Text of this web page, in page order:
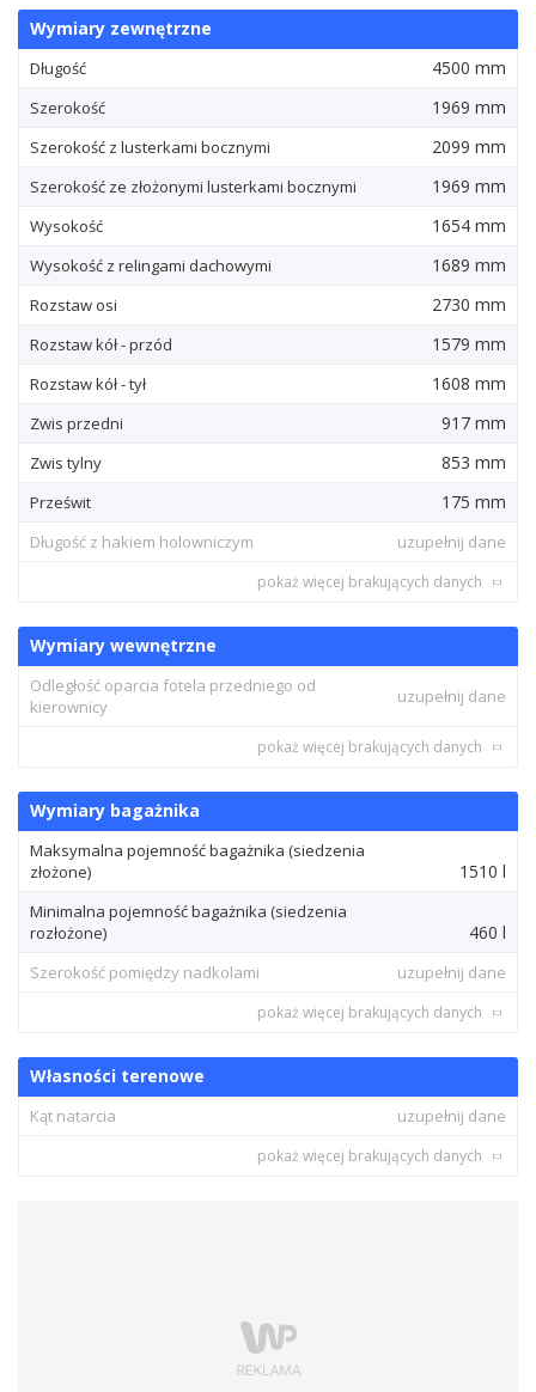
Wymiary zewnętrzne
Długość 4500 mm
Szerokość 1969 mm
Szerokość z lusterkami bocznymi 2099 mm
Szerokość ze złożonymi lusterkami bocznymi 1969 mm
Wysokość 1654 mm
Wysokość z relingami dachowymi 1689 mm
Rozstaw osi 2730 mm
Rozstaw kół - przód 1579 mm
Rozstaw kół - tył 1608 mm
Zwis przedni 917 mm
Zwis tylny 853 mm
Prześwit 175 mm
Długość z hakiem holowniczym uzupełnij dane
pokaż więcej brakujących danych
Wymiary wewnętrzne
Odległość oparcia fotela przedniego od
kierownicy
uzupełnij dane
pokaż więcej brakujących danych
Wymiary bagażnika
Maksymalna pojemność bagażnika (siedzenia
złożone)
1510 l
Minimalna pojemność bagażnika (siedzenia
rozłożone)
460 l
Szerokość pomiędzy nadkolami uzupełnij dane
pokaż więcej brakujących danych
Własności terenowe
Kąt natarcia uzupełnij dane
pokaż więcej brakujących danych